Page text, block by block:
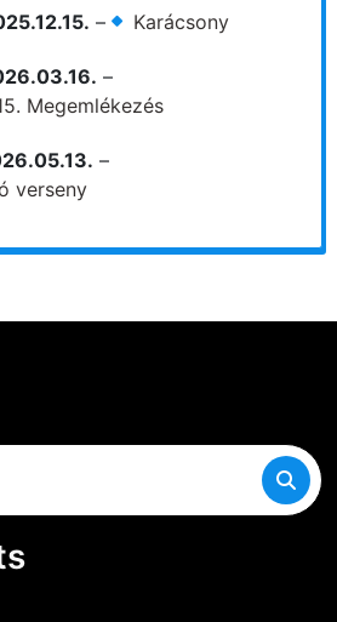
– Karácsony
–
Megemlékezés
–
verseny